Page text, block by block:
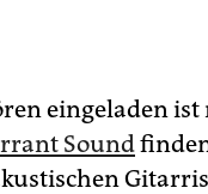
eingeladen ist
Sound